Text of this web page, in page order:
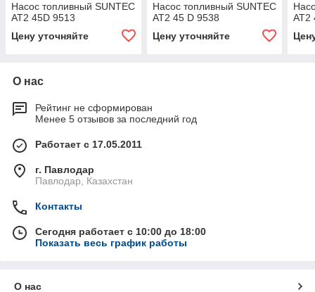
Насос топливный SUNTEC
AT2 45D 9513
Цену уточняйте
Насос топливный SUNTEC
AT2 45 D 9538
Цену уточняйте
AT2
О нас
Рейтинг не сформирован
Менее 5 отзывов за последний год
Работает с 17.05.2011
г. Павлодар
Павлодар, Казахстан
Контакты
Сегодня работает с 10:00 до 18:00
Показать весь график работы
О нас